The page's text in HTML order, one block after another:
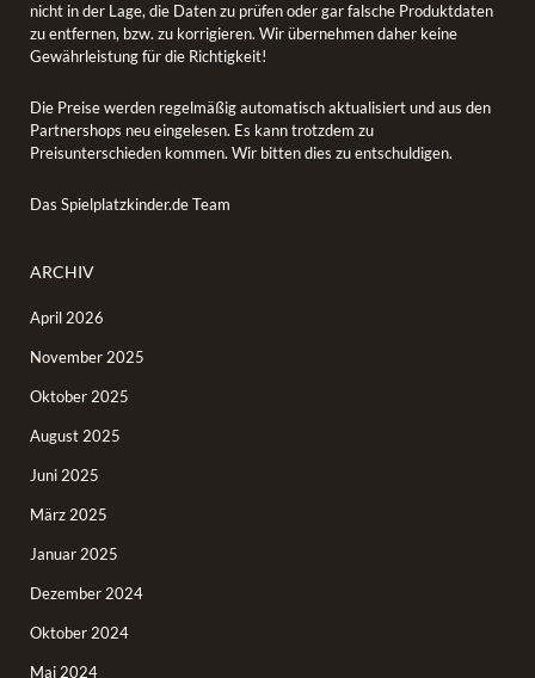
nicht in der Lage, die Daten zu prüfen oder gar falsche Produktdaten
zu entfernen, bzw. zu korrigieren. Wir übernehmen daher keine
Gewährleistung für die Richtigkeit!
Die Preise werden regelmäßig automatisch aktualisiert und aus den
Partnershops neu eingelesen. Es kann trotzdem zu
Preisunterschieden kommen. Wir bitten dies zu entschuldigen.
Das Spielplatzkinder.de Team
ARCHIV
April 2026
November 2025
Oktober 2025
August 2025
Juni 2025
März 2025
Januar 2025
Dezember 2024
Oktober 2024
Mai 2024